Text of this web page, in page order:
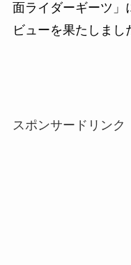
面ライダーギーツ」
ビューを果たしまし
スポンサードリンク